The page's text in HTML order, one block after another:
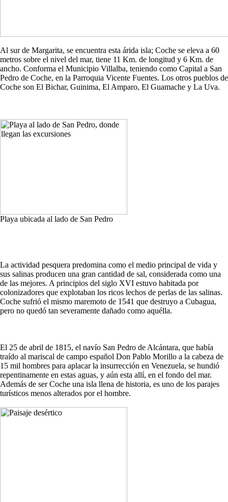
Al sur de Margarita, se encuentra esta árida isla; Coche se eleva a 60
metros sobre el nivel del mar, tiene 11 Km. de longitud y 6 Km. de
ancho. Conforma el Municipio Villalba, teniendo como Capital a San
Pedro de Coche, en la Parroquia Vicente Fuentes. Los otros pueblos de
Coche son El Bichar, Guinima, El Amparo, El Guamache y La Uva.
Playa ubicada al lado de San Pedro
La actividad pesquera predomina como el medio principal de vida y
sus salinas producen una gran cantidad de sal, considerada como una
de las mejores. A principios del siglo XVI estuvo habitada por
colonizadores que explotaban los ricos lechos de perlas de las salinas.
Coche sufrió el mismo maremoto de 1541 que destruyo a Cubagua,
pero no quedó tan severamente dañado como aquélla.
El 25 de abril de 1815, el navío San Pedro de Alcántara, que había
traído al mariscal de campo español Don Pablo Morillo a la cabeza de
15 mil hombres para aplacar la insurrección en Venezuela, se hundió
repentinamente en estas aguas, y aún esta allí, en el fondo del mar.
Además de ser Coche una isla llena de historia, es uno de los parajes
turísticos menos alterados por el hombre.